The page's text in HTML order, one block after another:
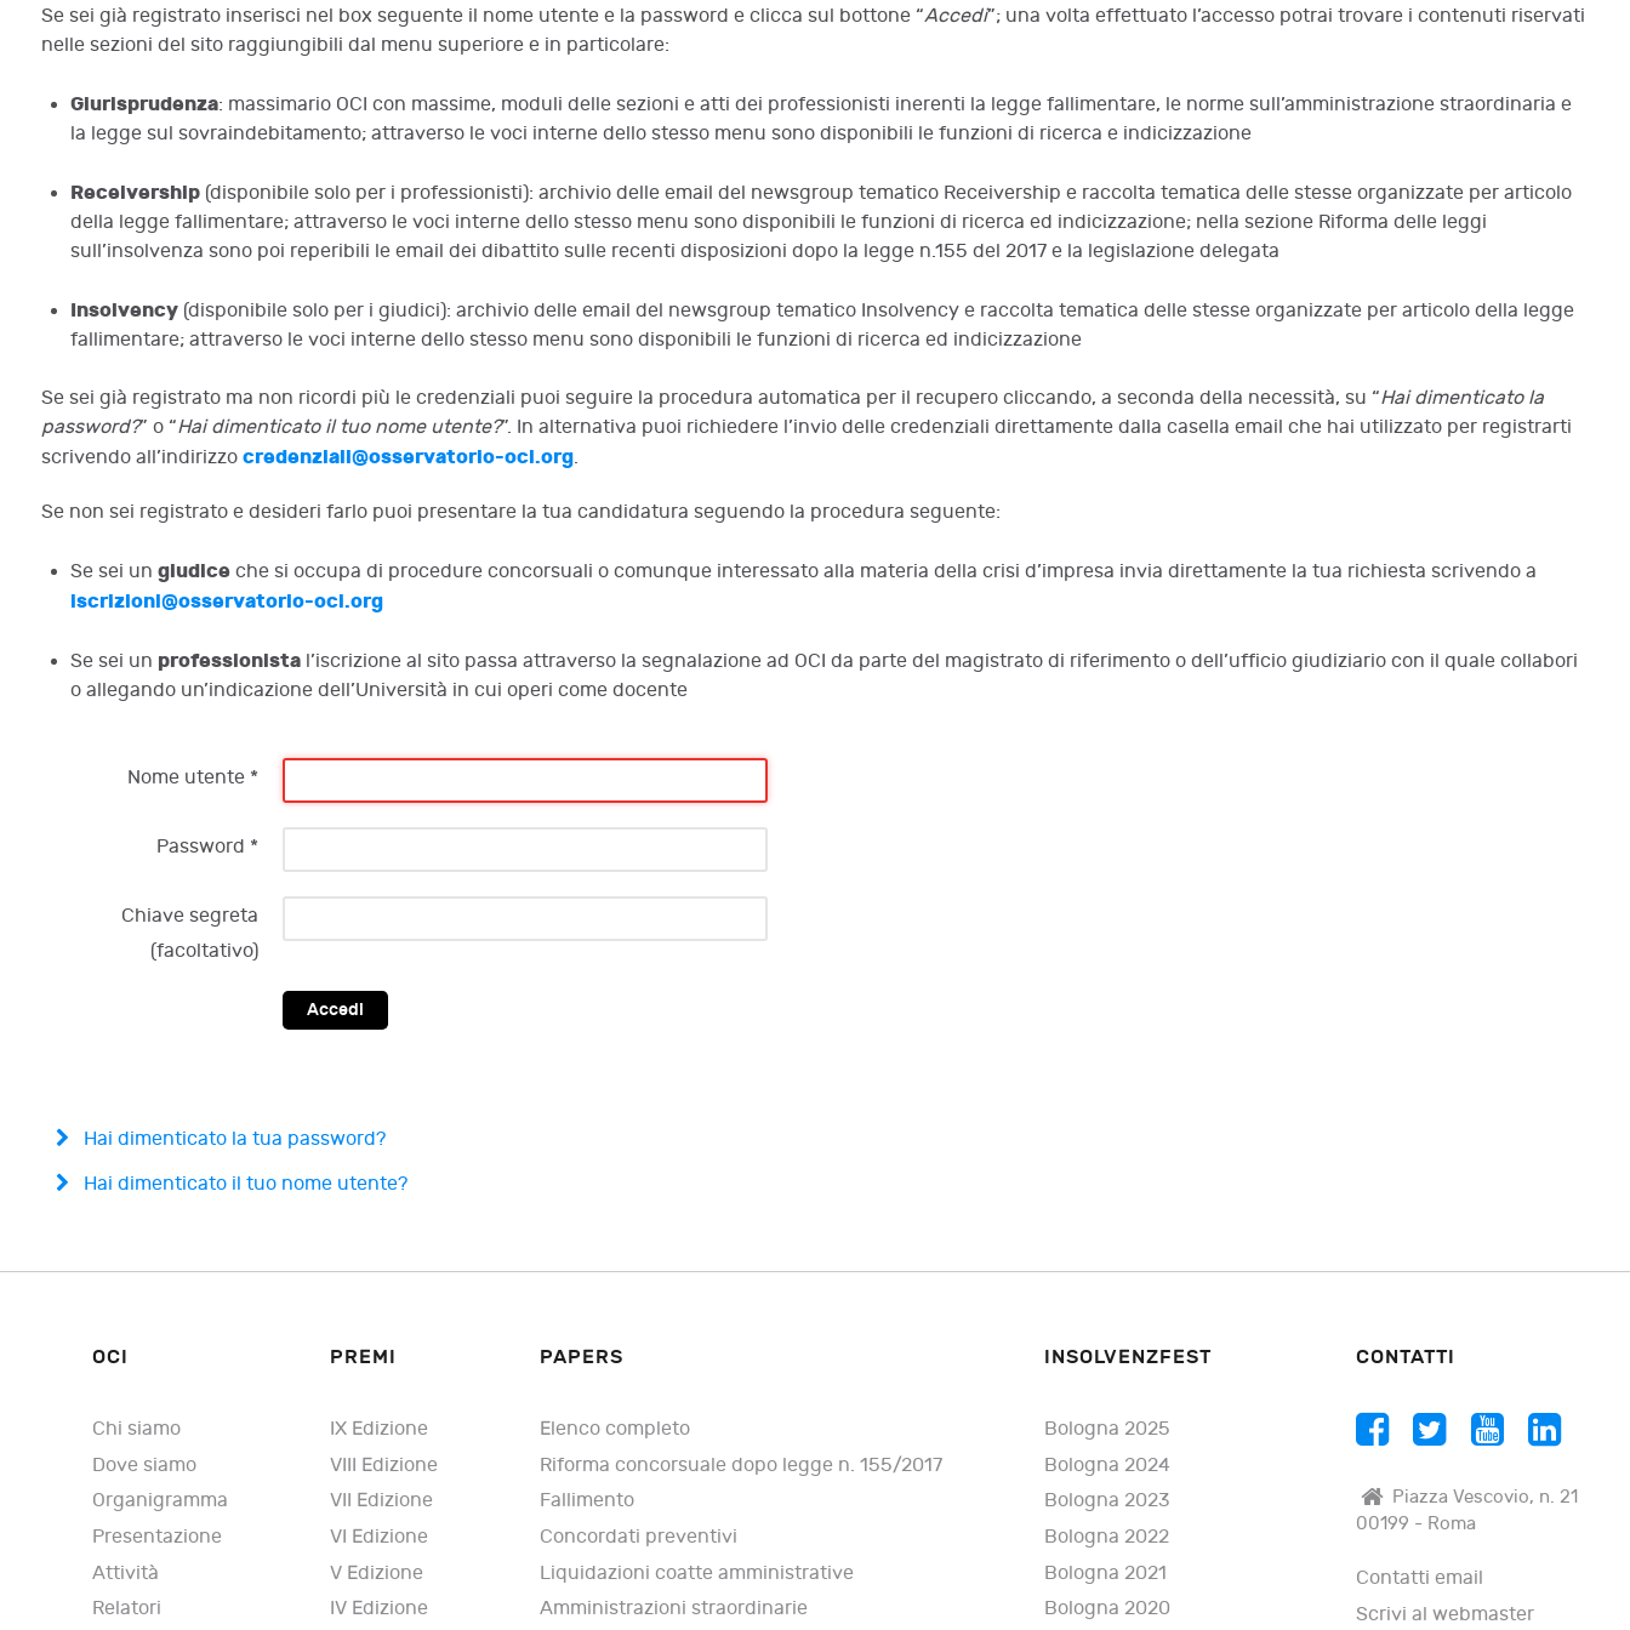
Se sei già registrato inserisci nel box seguente il nome utente e la password e clicca sul bottone “Accedi”; una volta effettuato l’accesso potrai trovare i contenuti riservati
nelle sezioni del sito raggiungibili dal menu superiore e in particolare:
Giurisprudenza: massimario OCI con massime, moduli delle sezioni e atti dei professionisti inerenti la legge fallimentare, le norme sull’amministrazione straordinaria e
la legge sul sovraindebitamento; attraverso le voci interne dello stesso menu sono disponibili le funzioni di ricerca e indicizzazione
Receivership (disponibile solo per i professionisti): archivio delle email del newsgroup tematico Receivership e raccolta tematica delle stesse organizzate per articolo
della legge fallimentare; attraverso le voci interne dello stesso menu sono disponibili le funzioni di ricerca ed indicizzazione; nella sezione Riforma delle leggi
sull’insolvenza sono poi reperibili le email dei dibattito sulle recenti disposizioni dopo la legge n.155 del 2017 e la legislazione delegata
Insolvency (disponibile solo per i giudici): archivio delle email del newsgroup tematico Insolvency e raccolta tematica delle stesse organizzate per articolo della legge
fallimentare; attraverso le voci interne dello stesso menu sono disponibili le funzioni di ricerca ed indicizzazione
Se sei già registrato ma non ricordi più le credenziali puoi seguire la procedura automatica per il recupero cliccando, a seconda della necessità, su “Hai dimenticato la
password?” o “Hai dimenticato il tuo nome utente?”. In alternativa puoi richiedere l’invio delle credenziali direttamente dalla casella email che hai utilizzato per registrarti
scrivendo all’indirizzo credenziali@osservatorio-oci.org.
Se non sei registrato e desideri farlo puoi presentare la tua candidatura seguendo la procedura seguente:
Se sei un giudice che si occupa di procedure concorsuali o comunque interessato alla materia della crisi d’impresa invia direttamente la tua richiesta scrivendo a
iscrizioni@osservatorio-oci.org
Se sei un professionista l’iscrizione al sito passa attraverso la segnalazione ad OCI da parte del magistrato di riferimento o dell’ufficio giudiziario con il quale collabori
o allegando un’indicazione dell’Università in cui operi come docente
Nome utente *
Password *
Chiave segreta
(facoltativo)
Accedi
Hai dimenticato la tua password?
Hai dimenticato il tuo nome utente?
OCI
Chi siamo
Dove siamo
Organigramma
Presentazione
Attività
Relatori
PREMI
IX Edizione
VIII Edizione
VII Edizione
VI Edizione
V Edizione
IV Edizione
PAPERS
Elenco completo
Riforma concorsuale dopo legge n. 155/2017
Fallimento
Concordati preventivi
Liquidazioni coatte amministrative
Amministrazioni straordinarie
INSOLVENZFEST
Bologna 2025
Bologna 2024
Bologna 2023
Bologna 2022
Bologna 2021
Bologna 2020
CONTATTI
Piazza Vescovio, n. 21
00199 - Roma
Contatti email
Scrivi al webmaster